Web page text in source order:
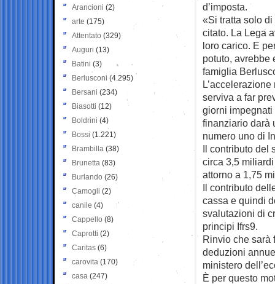
d’imposta.
«Si tratta solo
citato. La Lega
loro carico. E
potuto, avrebbe
famiglia
serviva a far
giorni
finanziario darà
numero uno di
Il contributo del
circa 3,5
attorno a 1,75
Il contributo
cassa e quindi
svalutazioni di
principi Ifrs9.
Rinvio che sarà
deduzioni
ministero
È per questo
Arancioni (2)
arte (175)
Attentato (329)
Auguri (13)
Batini (3)
Berlusconi (4.295)
Bersani (234)
Biasotti (12)
Boldrini (4)
Bossi (1.221)
Brambilla (38)
Brunetta (83)
Burlando (26)
Camogli (2)
canile (4)
Cappello (8)
Caprotti (2)
Caritas (6)
carovita (170)
casa (247)